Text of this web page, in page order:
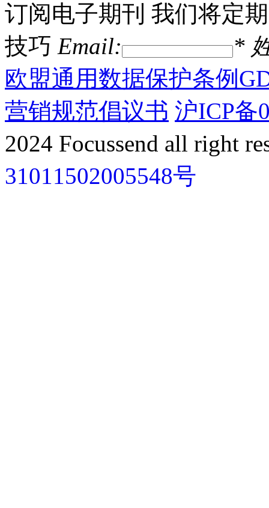
订阅电子期刊 我们将定
技巧 Email: *
欧盟通用数据保护条例
营销规范倡议书 沪ICP备
2024 Focussend all right
31011502005548号